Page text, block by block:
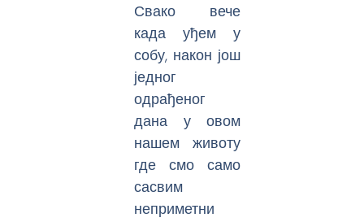
Свако вече
када уђем у
собу, након још
једног
одрађеног
дана у овом
нашем животу
где смо само
сасвим
неприметни